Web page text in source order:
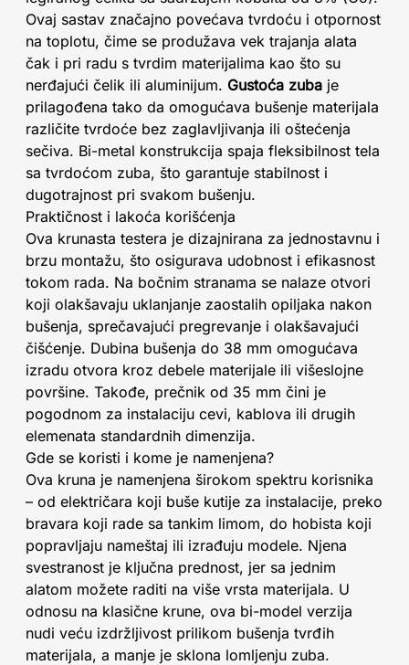
Ovaj sastav značajno povećava tvrdoću i otpornost
na toplotu, čime se produžava vek trajanja alata
čak i pri radu s tvrdim materijalima kao što su
nerđajući čelik ili aluminijum. Gustoća zuba je
prilagođena tako da omogućava bušenje materijala
različite tvrdoće bez zaglavljivanja ili oštećenja
sečiva. Bi-metal konstrukcija spaja fleksibilnost tela
sa tvrdoćom zuba, što garantuje stabilnost i
dugotrajnost pri svakom bušenju.
Praktičnost i lakoća korišćenja
Ova krunasta testera je dizajnirana za jednostavnu i
brzu montažu, što osigurava udobnost i efikasnost
tokom rada. Na bočnim stranama se nalaze otvori
koji olakšavaju uklanjanje zaostalih opiljaka nakon
bušenja, sprečavajući pregrevanje i olakšavajući
čišćenje. Dubina bušenja do 38 mm omogućava
izradu otvora kroz debele materijale ili višeslojne
površine. Takođe, prečnik od 35 mm čini je
pogodnom za instalaciju cevi, kablova ili drugih
elemenata standardnih dimenzija.
Gde se koristi i kome je namenjena?
Ova kruna je namenjena širokom spektru korisnika
– od električara koji buše kutije za instalacije, preko
bravara koji rade sa tankim limom, do hobista koji
popravljaju nameštaj ili izrađuju modele. Njena
svestranost je ključna prednost, jer sa jednim
alatom možete raditi na više vrsta materijala. U
odnosu na klasične krune, ova bi-model verzija
nudi veću izdržljivost prilikom bušenja tvrđih
materijala, a manje je sklona lomljenju zuba.